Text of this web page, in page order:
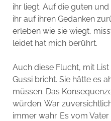
ihr liegt. Auf die guten
ihr auf ihren Gedanken
erleben wie sie wiegt,
leidet hat mich berührt.
Auch diese Flucht, mit List
Gussi bricht. Sie hätte es
müssen. Das
würden. War
immer wahr. Es vom